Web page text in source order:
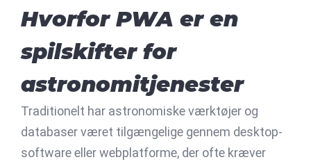
Hvorfor PWA er en
spilskifter for
astronomitjenester
Traditionelt har astronomiske værktøjer og
databaser været tilgængelige gennem desktop-
software eller webplatforme, der ofte kræver